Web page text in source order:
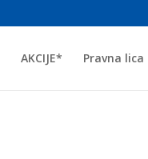
AKCIJE* Pravna lica